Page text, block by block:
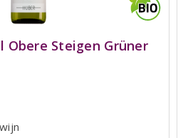
Obere Steigen Grüner